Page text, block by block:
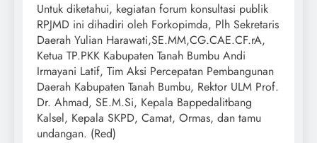
Untuk diketahui, kegiatan forum konsultasi publik
RPJMD ini dihadiri oleh Forkopimda, Plh Sekretaris
Daerah Yulian Harawati,SE.MM,CG.CAE.CF.rA,
Ketua TP.PKK Kabupaten Tanah Bumbu Andi
Irmayani Latif, Tim Aksi Percepatan Pembangunan
Daerah Kabupaten Tanah Bumbu, Rektor ULM Prof.
Dr. Ahmad, SE.M.Si, Kepala Bappedalitbang
Kalsel, Kepala SKPD, Camat, Ormas, dan tamu
undangan. (Red)